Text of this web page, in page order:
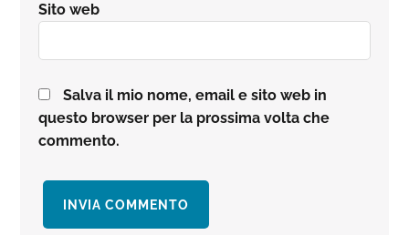
Sito web
Salva il mio nome, email e sito web in
questo browser per la prossima volta che
commento.